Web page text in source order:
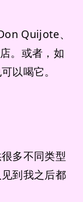
Quijote、
。或者，如
以喝它。
多不同类型
到我之后都